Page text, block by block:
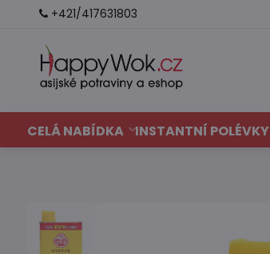
+421/417631803
CELÁ NABÍDKA INSTANTNÍ POLÉVKY